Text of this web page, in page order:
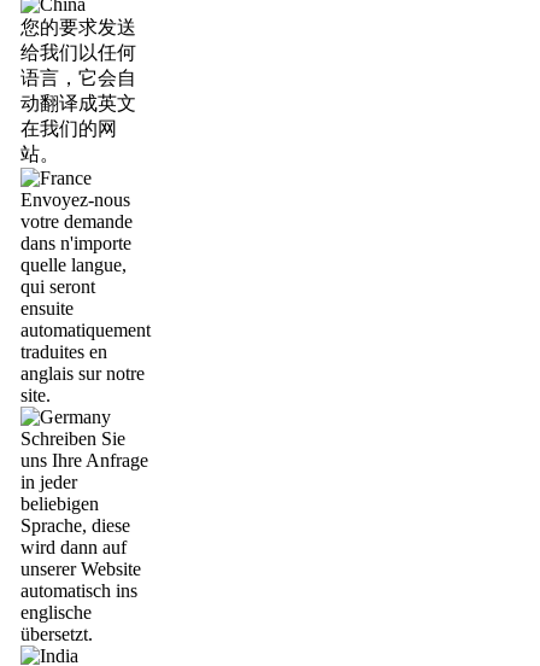
您的要求发送
给我们以任何
语言，它会自
动翻译成英文
在我们的网
站。
Envoyez-nous
votre demande
dans n'importe
quelle langue,
qui seront
ensuite
automatiquement
traduites en
anglais sur notre
site.
Schreiben Sie
uns Ihre Anfrage
in jeder
beliebigen
Sprache, diese
wird dann auf
unserer Website
automatisch ins
englische
übersetzt.